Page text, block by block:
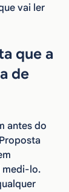
vai ler
que a
de
antes do
medi-lo.